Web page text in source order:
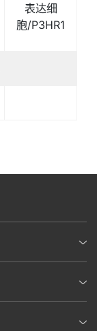
表达细
胞/P3HR1